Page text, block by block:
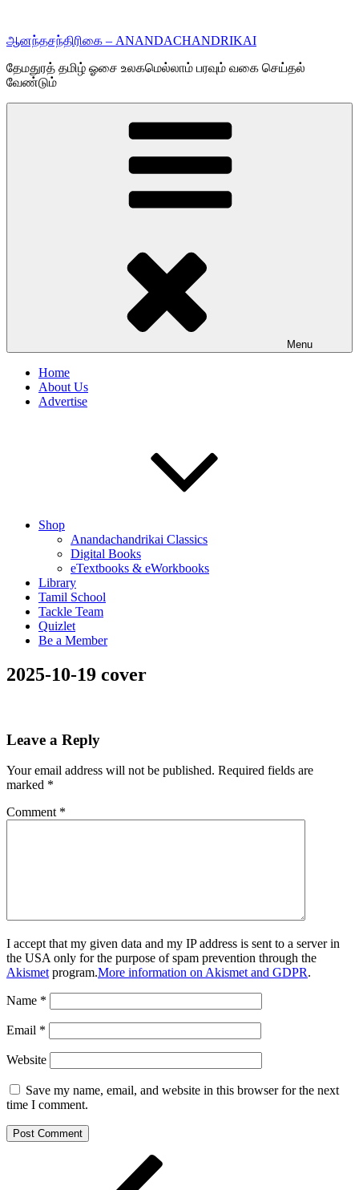
content
ஆனந்தசந்திரிகை – ANANDACHANDRIKAI
தேமதுரத் தமிழ் ஓசை உலகமெல்லாம் பரவும் வகை செய்தல்
வேண்டும்
Menu
Home
About Us
Advertise
Shop
Anandachandrikai Classics
Digital Books
eTextbooks & eWorkbooks
Library
Tamil School
Tackle Team
Quizlet
Be a Member
2025-10-19 cover
Leave a Reply
Your email address will not be published. Required fields are
marked *
Comment *
I accept that my given data and my IP address is sent to a server in
the USA only for the purpose of spam prevention through the
Akismet program.More information on Akismet and GDPR.
Name *
Email *
Website
Save my name, email, and website in this browser for the next
time I comment.